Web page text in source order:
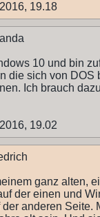
19.18
10 und bin
die sich von DOS
Ich brauch
19.02
ganz alten,
der einen und
der anderen Seite.